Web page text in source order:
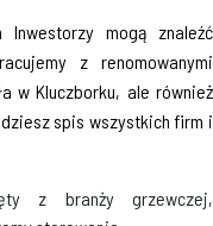
mogą znaleźć
z renomowanymi
w Kluczborku, ale również
spis wszystkich firm i
z branży grzewczej,